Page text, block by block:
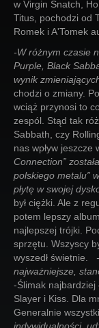
Login
w Virgin Snatch,
Titus, pochodzi od
Romek i A'Tomek
-W różnym czasie
Purple, Black
wynik
chodzi o zmiany.
wciąż przynosi to
zespól. Stąd tak
Sabbath, czy
nas wpływ
Connection”
polskiego metalu”
płytę w swojej
był ciężki. Ale z
potem lepszy
najlepszej trójki.
sprzętu. Wszyscy
wyszedł świetnie.
najważniejsze,
-Ślimak
Slayer i Kiss. Dla
Generalnie